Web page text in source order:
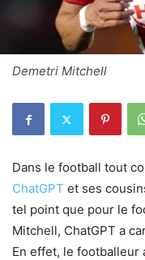
Demetri Mitchell
Dans le football tout
ChatGPT et ses
tel point que pour le
Mitchell, ChatGPT a
En effet, le footballeur